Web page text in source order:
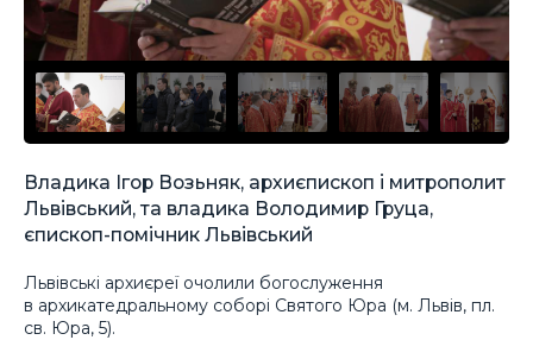
Владика Ігор Возьняк, архиєпископ і митрополит
Львівський, та владика Володимир Груца,
єпископ-помічник Львівський
Львівські архиєреї очолили богослуження
в архикатедральному соборі Святого Юра (м. Львів, пл.
св. Юра, 5).